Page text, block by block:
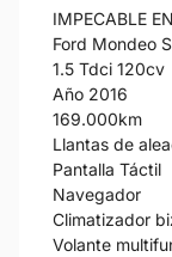
IMPECABLE
Ford Mondeo
1.5 Tdci 120cv
Año 2016
169.000km
Llantas de
Pantalla Táctil
Navegador
Climatizador
Volante